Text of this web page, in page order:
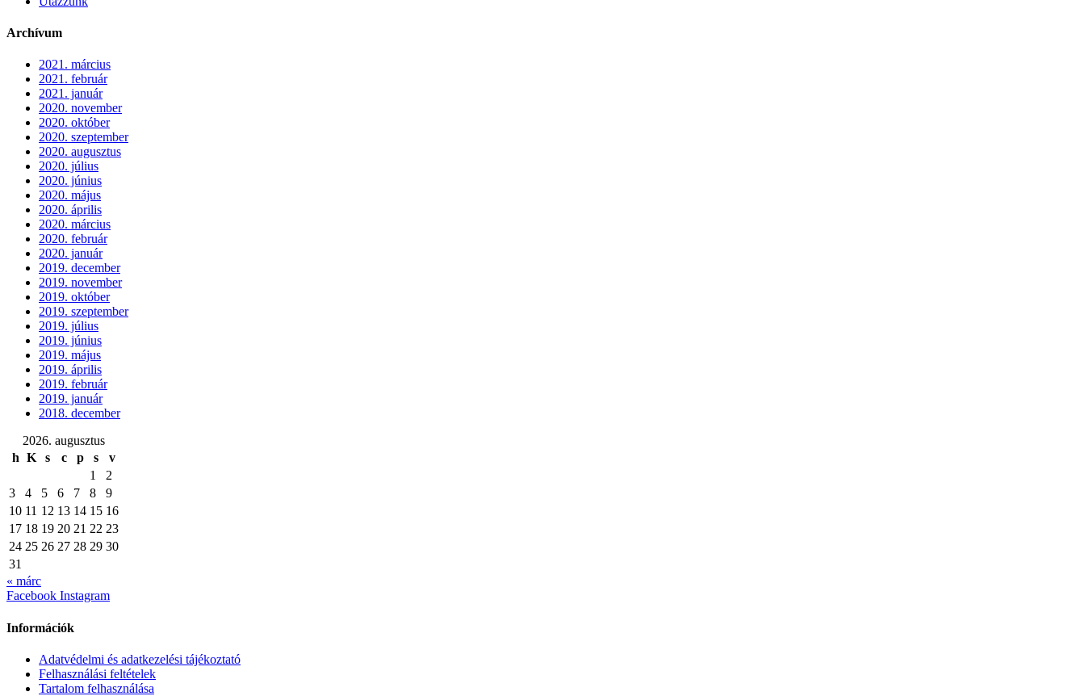
Archívum
2021. március
2021. február
2021. január
2020. november
2020. október
2020. szeptember
2020. augusztus
2020. július
2020. június
2020. május
2020. április
2020. március
2020. február
2020. január
2019. december
2019. november
2019. október
2019. szeptember
2019. július
2019. június
2019. május
2019. április
2019. február
2019. január
2018. december
2026. augusztus
h K s c p s
v
1
2
3
4 5 6 7 8
9
10 11 12 13 14 15 16
17 18 19 20 21 22 23
24 25 26 27 28 29 30
31
« márc
Facebook Instagram
Információk
Adatvédelmi és adatkezelési tájékoztató
Felhasználási feltételek
Tartalom felhasználása